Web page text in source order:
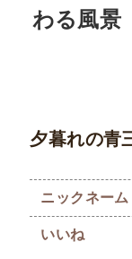
わる風景
夕暮れの青
ニックネーム
いいね